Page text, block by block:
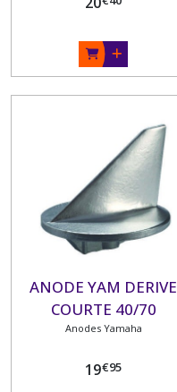
ANODE YAM DERIVE
COURTE 40/70
Anodes Yamaha
19€95